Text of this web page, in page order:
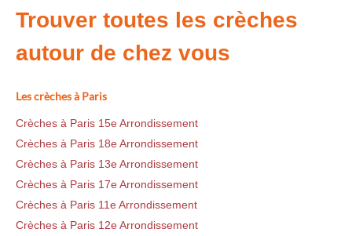
Trouver toutes les crèches
autour de chez vous
Les crèches à Paris
Crèches à Paris 15e Arrondissement
Crèches à Paris 18e Arrondissement
Crèches à Paris 13e Arrondissement
Crèches à Paris 17e Arrondissement
Crèches à Paris 11e Arrondissement
Crèches à Paris 12e Arrondissement